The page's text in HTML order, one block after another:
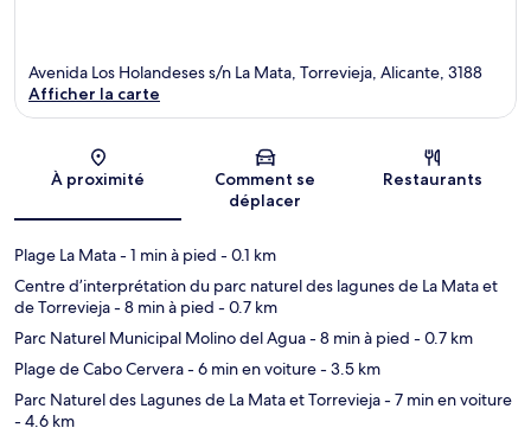
Carte
Avenida Los Holandeses s/n La Mata, Torrevieja, Alicante, 3188
Afficher la carte
À proximité
Comment se
déplacer
Restaurants
Plage La Mata- 1 min à pied - 0.1 km
Centre d’interprétation du parc naturel des lagunes de La Mata et
de Torrevieja- 8 min à pied - 0.7 km
Parc Naturel Municipal Molino del Agua- 8 min à pied - 0.7 km
Plage de Cabo Cervera- 6 min en voiture- 3.5 km
Parc Naturel des Lagunes de La Mata et Torrevieja- 7 min en voiture
- 4.6 km